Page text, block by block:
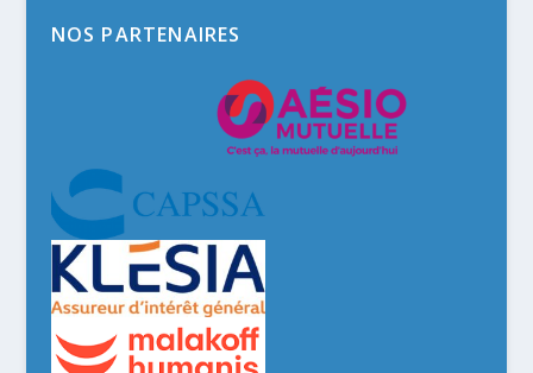
NOS PARTENAIRES